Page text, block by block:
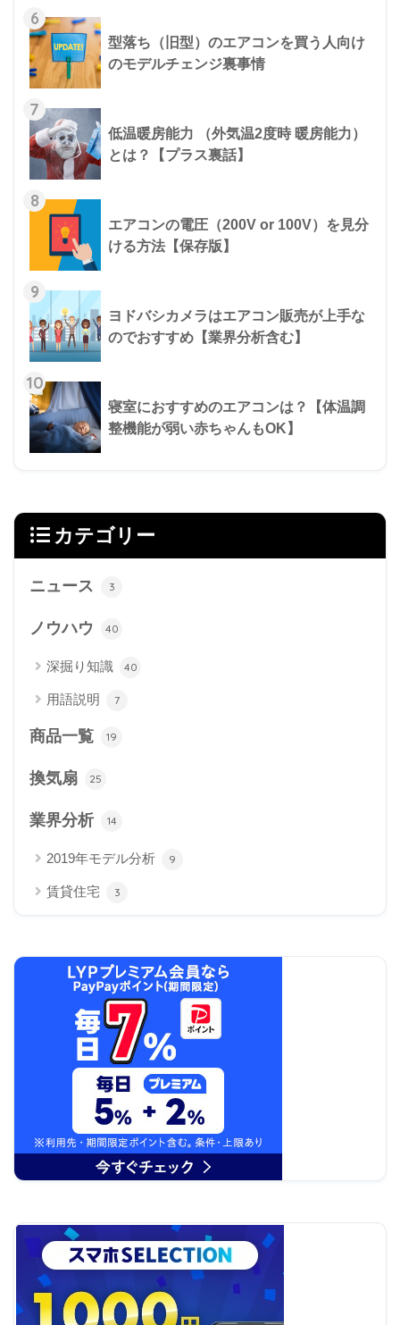
6
型落ち（旧型）のエアコンを買う人向け
のモデルチェンジ裏事情
7
低温暖房能力 （外気温2度時 暖房能力）
とは？【プラス裏話】
8
エアコンの電圧（200V or 100V）を見分
ける方法【保存版】
9
ヨドバシカメラはエアコン販売が上手な
のでおすすめ【業界分析含む】
10
寝室におすすめのエアコンは？【体温調
整機能が弱い赤ちゃんもOK】
カテゴリー
ニュース 3
ノウハウ 40
深掘り知識 40
用語説明 7
商品一覧 19
換気扇 25
業界分析 14
2019年モデル分析 9
賃貸住宅 3